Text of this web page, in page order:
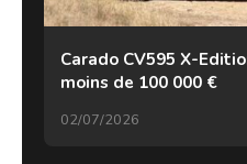
Carado CV595 X-
moins de 100 000 €
02/07/2026